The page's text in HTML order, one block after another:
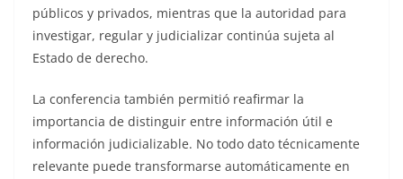
públicos y privados, mientras que la autoridad para
investigar, regular y judicializar continúa sujeta al
Estado de derecho.
La conferencia también permitió reafirmar la
importancia de distinguir entre información útil e
información judicializable. No todo dato técnicamente
relevante puede transformarse automáticamente en